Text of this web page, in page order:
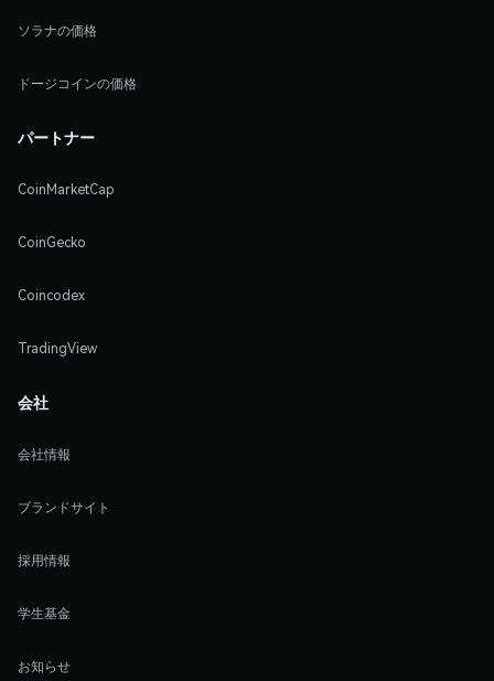
ソラナの価格
ドージコインの価格
パートナー
CoinMarketCap
CoinGecko
Coincodex
TradingView
会社
会社情報
ブランドサイト
採用情報
学生基金
お知らせ